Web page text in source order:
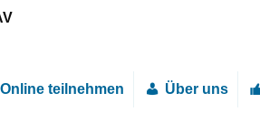
Online teilnehmen Über uns